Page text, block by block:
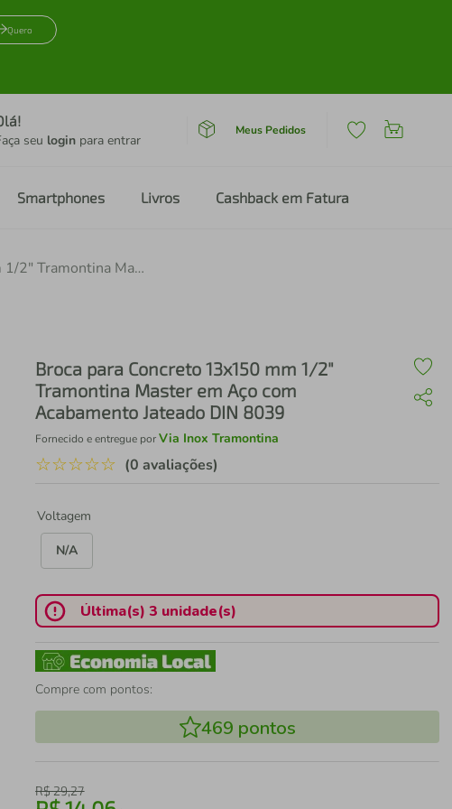
Quero
seu login para entrar
Meus Pedidos
Smartphones Livros Cashback em Fatura
Broca para Concreto 13x150 mm 1/2" Tramontina Master em Aço com Acabamento Jateado DIN 8039
Broca para Concreto 13x150 mm 1/2"
Tramontina Master em Aço com
Acabamento Jateado DIN 8039
Fornecido e entregue porVia Inox Tramontina
☆☆☆☆☆ (0 avaliações)
Voltagem
N/A
Última(s) 3 unidade(s)
Compre com pontos:
469 pontos
R$29,27